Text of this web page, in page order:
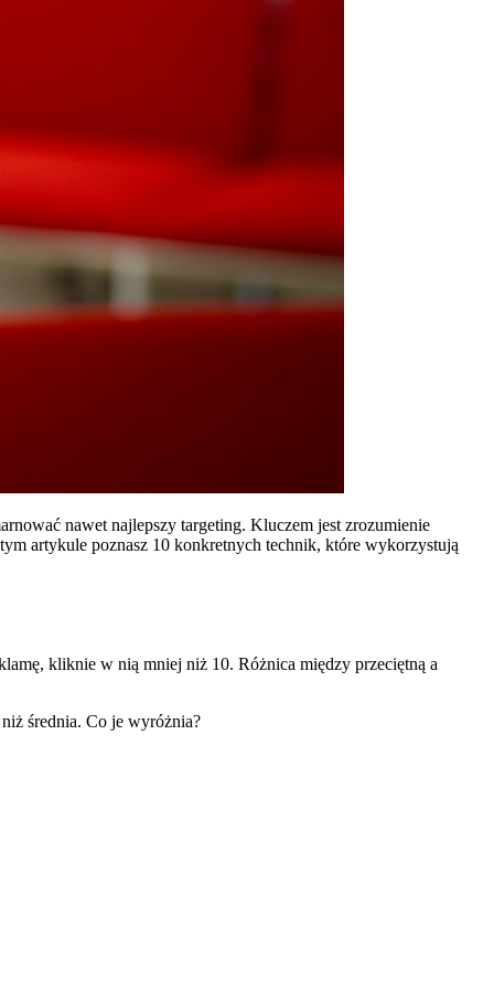
nawet najlepszy targeting. Kluczem jest zrozumienie
artykule poznasz 10 konkretnych technik, które wykorzystują
kliknie w nią mniej niż 10. Różnica między przeciętną a
średnia. Co je wyróżnia?